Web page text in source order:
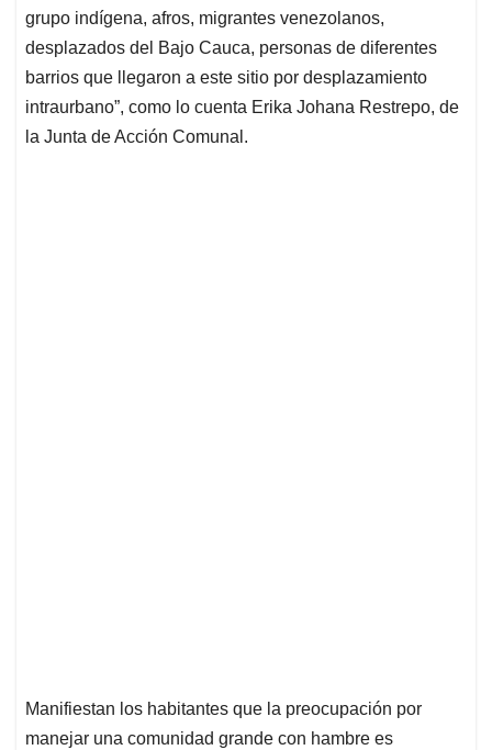
grupo indígena, afros, migrantes venezolanos,
desplazados del Bajo Cauca, personas de diferentes
barrios que llegaron a este sitio por desplazamiento
intraurbano”, como lo cuenta Erika Johana Restrepo, de
la Junta de Acción Comunal.
Manifiestan los habitantes que la preocupación por
manejar una comunidad grande con hambre es